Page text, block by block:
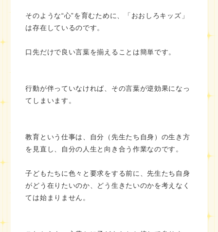
そのような“心”を育むために、「おおしろキッズ」
は存在しているのです。
口先だけで良い言葉を揃えることは簡単です。
行動が伴っていなければ、その言葉が逆効果になっ
てしまいます。
教育という仕事は、自分（先生たち自身）の生き方
を見直し、自分の人生と向き合う作業なのです。
子どもたちに色々と要求をする前に、先生たち自身
がどう在りたいのか、どう生きたいのかを考えなく
ては始まりません。